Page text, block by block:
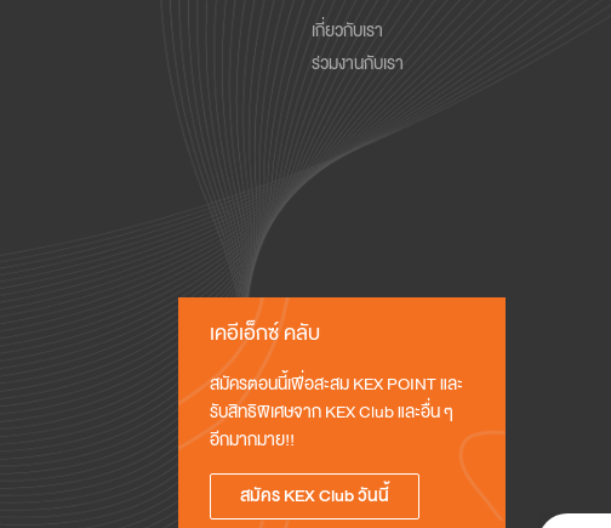
เกี่ยวกับเรา
ร่วมงานกับเรา
เคอีเอ็กซ์ คลับ
สมัครตอนนี้เพื่อสะสม KEX POINT และ
รับสิทธิพิเศษจาก KEX Club และอื่น ๆ
อีกมากมาย!!
สมัคร KEX Club วันนี้